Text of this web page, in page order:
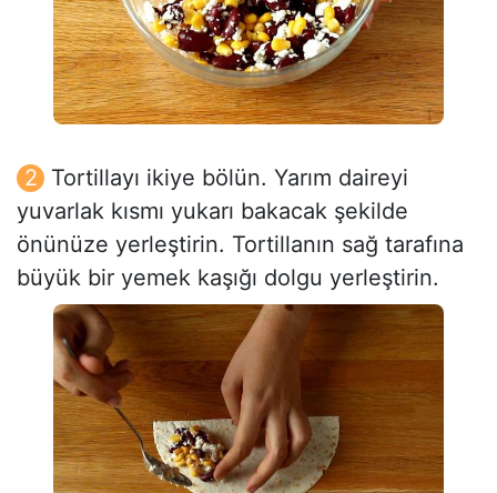
Tortillayı ikiye bölün. Yarım daireyi
yuvarlak kısmı yukarı bakacak şekilde
önünüze yerleştirin. Tortillanın sağ tarafına
büyük bir yemek kaşığı dolgu yerleştirin.